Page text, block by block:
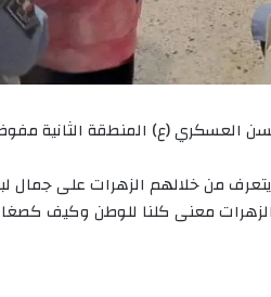
العسكري (ع) المنطقة الثانية
من خلالهم الزهرات على جمال
معنى كلنا للوطن وكيف